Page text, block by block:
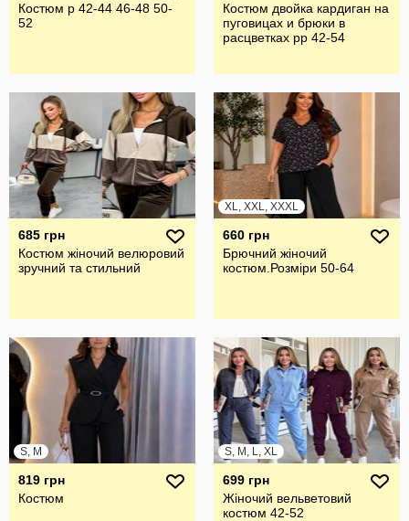
Костюм р 42-44 46-48 50-
52
Костюм двойка кардиган на
пуговицах и брюки в
расцветках рр 42-54
685 грн
Костюм жіночий велюровий
зручний та стильний
XL, XXL, XXXL
660 грн
Брючний жiночий
костюм.Розмiри 50-64
S, M
819 грн
Костюм
S, M, L, XL
699 грн
Жіночий вельветовий
костюм 42-52